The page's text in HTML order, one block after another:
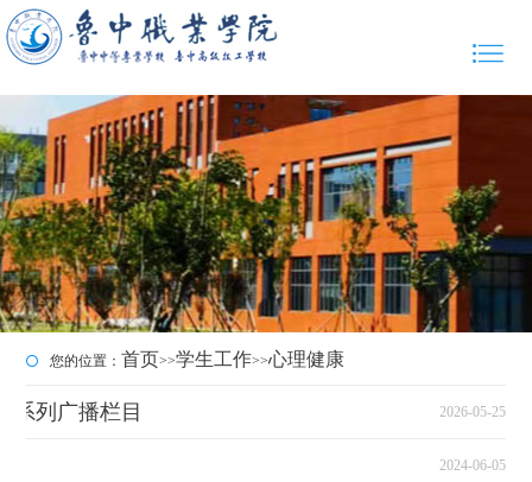
您的位置： 首页>>学生工作>>心理健康
列广播栏目 2026-05-25
2024-06-05